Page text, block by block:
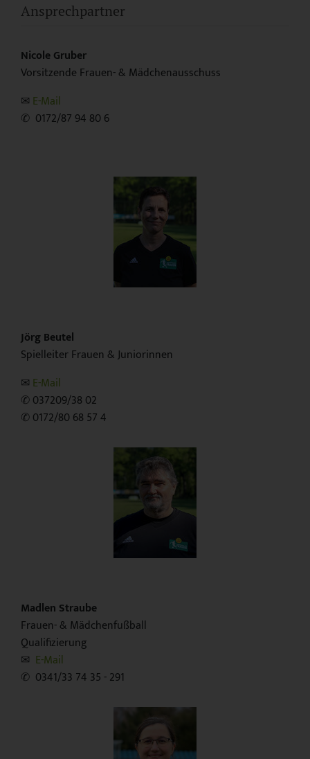
Ansprechpartner
Nicole Gruber
Vorsitzende Frauen- & Mädchenausschuss
✉︎ E-Mail
✆ 0172/87 94 80 6
Jörg Beutel
Spielleiter Frauen & Juniorinnen
✉︎ E-Mail
✆ 037209/38 02
✆ 0172/80 68 57 4
Madlen Straube
Frauen- & Mädchenfußball
Qualifizierung
✉︎ E-Mail
✆ 0341/33 74 35 - 291